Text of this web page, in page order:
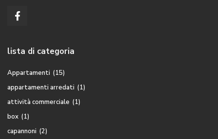
lista di categoria
Appartamenti (15)
appartamenti arredati (1)
attività commerciale (1)
box (1)
capannoni (2)